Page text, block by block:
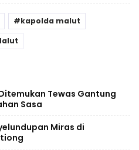
kapolda malut
Tewas Gantung
Sasa
Miras di